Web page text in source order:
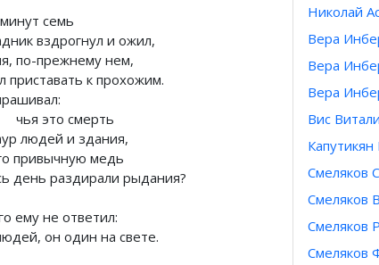
Николай
Вера
Вера
Вера
Вис
Смеляков
Смеляков
Смеляков
Смеляков
семь
вздрогнул и ожил,
по-прежнему нем,
приставать к прохожим.
смерть
людей и здания,
привычную медь
день раздирали рыдания?
ему не ответил:
он один на свете.